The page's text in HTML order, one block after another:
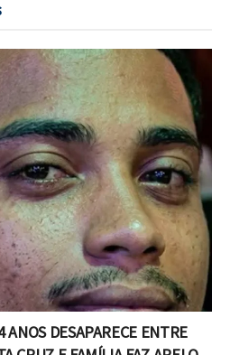
ANOS DESAPARECE ENTRE